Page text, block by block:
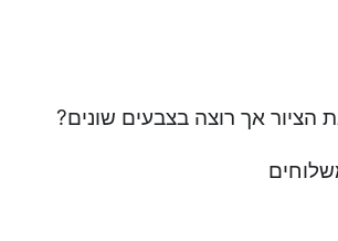
הציור אך רוצה בצבעים שונים?